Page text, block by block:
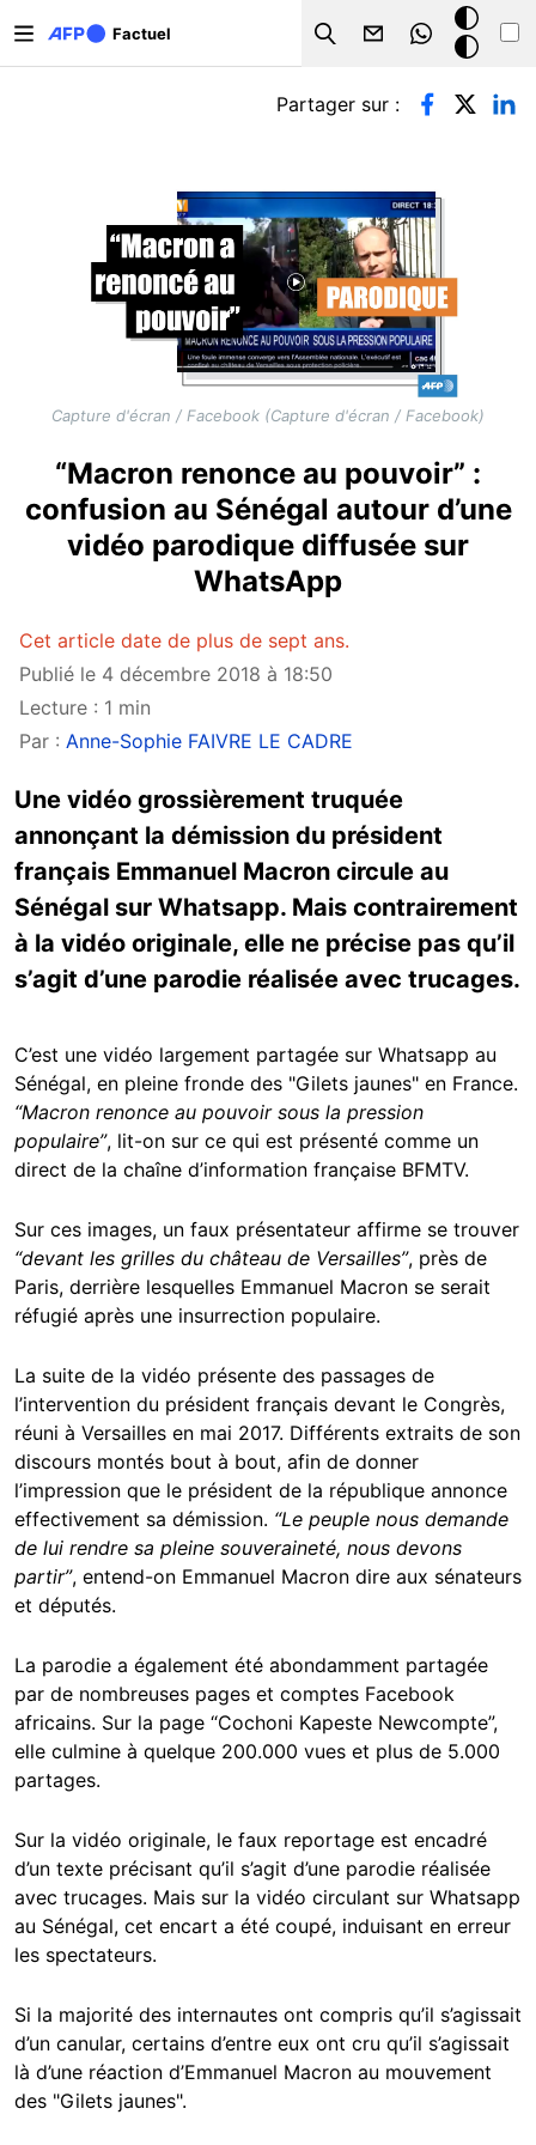
Factuel
Search
Mode
sombre
Onglets principaux
Partager sur :
Capture d'écran / Facebook (Capture d'écran / Facebook)
“Macron renonce au pouvoir” :
confusion au Sénégal autour d’une
vidéo parodique diffusée sur
WhatsApp
Cet article date de plus de sept ans.
Publié le 4 décembre 2018 à 18:50
Lecture : 1 min
Par : Anne-Sophie FAIVRE LE CADRE
Une vidéo grossièrement truquée
annonçant la démission du président
français Emmanuel Macron circule au
Sénégal sur Whatsapp. Mais contrairement
à la vidéo originale, elle ne précise pas qu’il
s’agit d’une parodie réalisée avec trucages.
C’est une vidéo largement partagée sur Whatsapp au
Sénégal, en pleine fronde des "Gilets jaunes" en France.
“Macron renonce au pouvoir sous la pression
populaire”, lit-on sur ce qui est présenté comme un
direct de la chaîne d’information française BFMTV.
Sur ces images, un faux présentateur affirme se trouver
“devant les grilles du château de Versailles”, près de
Paris, derrière lesquelles Emmanuel Macron se serait
réfugié après une insurrection populaire.
La suite de la vidéo présente des passages de
l’intervention du président français devant le Congrès,
réuni à Versailles en mai 2017. Différents extraits de son
discours montés bout à bout, afin de donner
l’impression que le président de la république annonce
effectivement sa démission. “Le peuple nous demande
de lui rendre sa pleine souveraineté, nous devons
partir”, entend-on Emmanuel Macron dire aux sénateurs
et députés.
La parodie a également été abondamment partagée
par de nombreuses pages et comptes Facebook
africains. Sur la page “Cochoni Kapeste Newcompte”,
elle culmine à quelque 200.000 vues et plus de 5.000
partages.
Sur la vidéo originale, le faux reportage est encadré
d’un texte précisant qu’il s’agit d’une parodie réalisée
avec trucages. Mais sur la vidéo circulant sur Whatsapp
au Sénégal, cet encart a été coupé, induisant en erreur
les spectateurs.
Si la majorité des internautes ont compris qu’il s’agissait
d’un canular, certains d’entre eux ont cru qu’il s’agissait
là d’une réaction d’Emmanuel Macron au mouvement
des "Gilets jaunes".